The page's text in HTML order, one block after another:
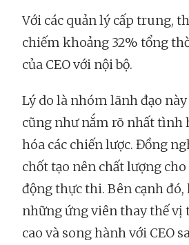
Với các quản lý cấp trung,
chiếm khoảng 32% tổng
của CEO với nội bộ.
Lý do là nhóm lãnh đạo
cũng như nắm rõ nhất tình
hóa các chiến lược. Đồng
chốt tạo nên chất lượng
động thực thi. Bên cạnh đó,
những ứng viên thay thế vị
cao và song hành với CEO